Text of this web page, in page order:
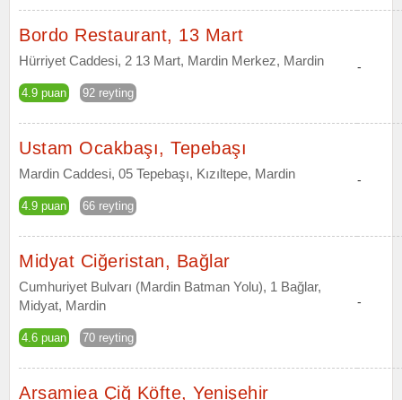
Bordo Restaurant, 13 Mart
Hürriyet Caddesi, 2 13 Mart, Mardin Merkez, Mardin
4.9 puan 92 reyting
-
Ustam Ocakbaşı, Tepebaşı
Mardin Caddesi, 05 Tepebaşı, Kızıltepe, Mardin
4.9 puan 66 reyting
-
Midyat Ciğeristan, Bağlar
Cumhuriyet Bulvarı (Mardin Batman Yolu), 1 Bağlar,
Midyat, Mardin
4.6 puan 70 reyting
-
Arsamiea Çiğ Köfte, Yenişehir